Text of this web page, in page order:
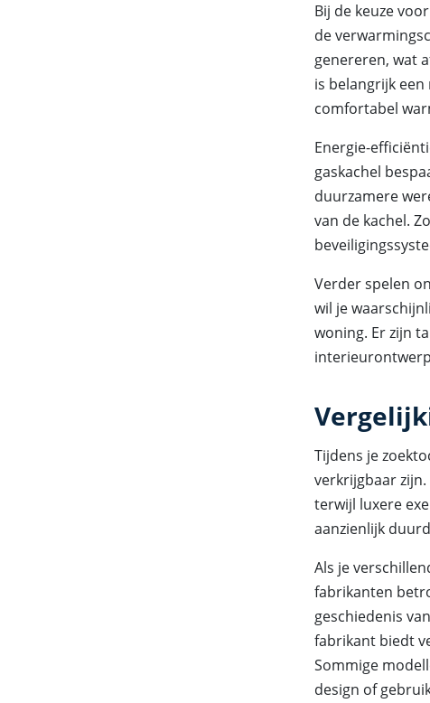
Bij de keuze
de
genereren, wat
is belangrijk
comfortabel
Energie-
gaskachel
duurzamere
van de kachel.
Verder spelen
wil je
woning. Er zijn
Tijdens je
verkrijgbaar
terwijl luxere
aanzienlijk
Als je
fabrikanten
geschiedenis
fabrikant biedt
Sommige
design of